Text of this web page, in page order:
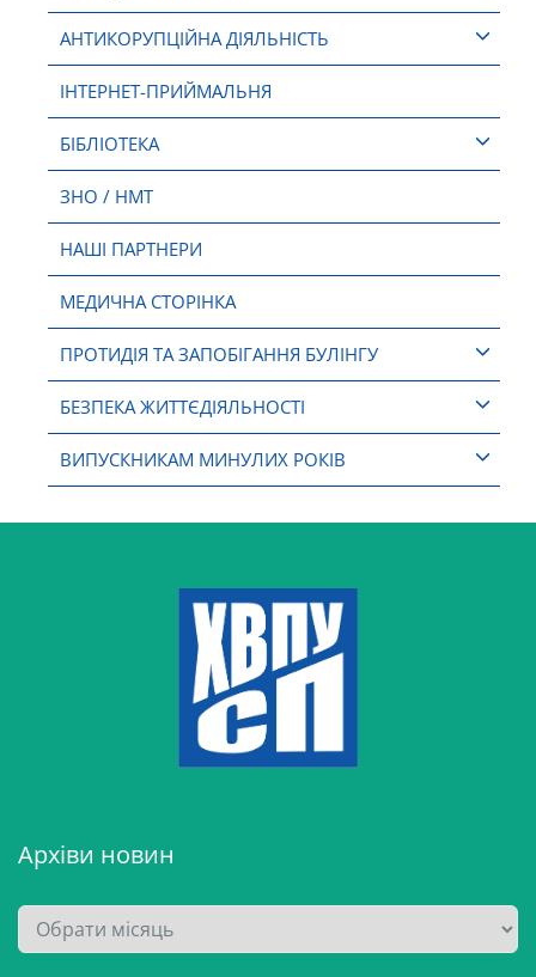
АНТИКОРУПЦІЙНА ДІЯЛЬНІСТЬ
ІНТЕРНЕТ-ПРИЙМАЛЬНЯ
БІБЛІОТЕКА
ЗНО / НМТ
НАШІ ПАРТНЕРИ
МЕДИЧНА СТОРІНКА
ПРОТИДІЯ ТА ЗАПОБІГАННЯ БУЛІНГУ
БЕЗПЕКА ЖИТТЄДІЯЛЬНОСТІ
ВИПУСКНИКАМ МИНУЛИХ РОКІВ
Архіви новин
А
р